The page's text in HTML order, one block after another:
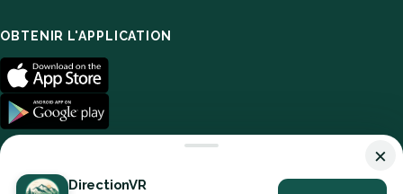
OBTENIR L'APPLICATION
×
DirectionVR